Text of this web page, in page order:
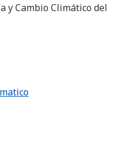
y Cambio Climático del